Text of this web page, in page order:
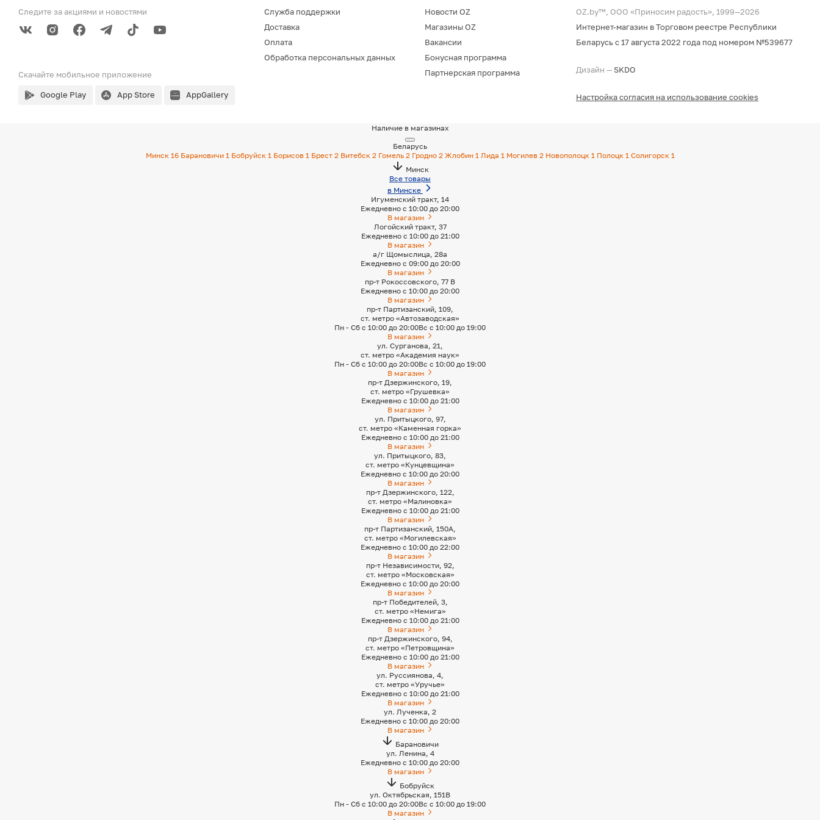
Следите за акциями и новостями
Скачайте мобильное приложение
Google Play App Store AppGallery
Служба поддержки
Доставка
Оплата
Обработка персональных данных
Новости OZ
Магазины OZ
Вакансии
Бонусная программа
Партнерская программа
OZ.by™, ООО «Приносим радость», 1999—2026
Интернет-магазин в Торговом реестре Республики
Беларусь с 17 августа 2022 года под номером №539677
Дизайн — SKDO
Настройка согласия на использование cookies
Наличие в магазинах
Беларусь
Минск 16 Барановичи 1 Бобруйск 1 Борисов 1 Брест 2 Витебск 2 Гомель 2 Гродно 2 Жлобин 1 Лида 1 Могилев 2 Новополоцк 1 Полоцк 1 Солигорск 1
Минск
Все товары
в Минске
Игуменский тракт, 14
Ежедневно с 10:00 до 20:00
В магазин
Логойский тракт, 37
Ежедневно с 10:00 до 21:00
В магазин
а/г Щомыслица, 28а
Ежедневно с 09:00 до 20:00
В магазин
пр-т Рокоссовского, 77 В
Ежедневно с 10:00 до 20:00
В магазин
пр-т Партизанский, 109,
ст. метро «Автозаводская»
Пн - Сб с 10:00 до 20:00Вс с 10:00 до 19:00
В магазин
ул. Сурганова, 21,
ст. метро «Академия наук»
Пн - Сб с 10:00 до 20:00Вс с 10:00 до 19:00
В магазин
пр-т Дзержинского, 19,
ст. метро «Грушевка»
Ежедневно с 10:00 до 21:00
В магазин
ул. Притыцкого, 97,
ст. метро «Каменная горка»
Ежедневно с 10:00 до 21:00
В магазин
ул. Притыцкого, 83,
ст. метро «Кунцевщина»
Ежедневно с 10:00 до 20:00
В магазин
пр-т Дзержинского, 122,
ст. метро «Малиновка»
Ежедневно с 10:00 до 21:00
В магазин
пр-т Партизанский, 150А,
ст. метро «Могилевская»
Ежедневно с 10:00 до 22:00
В магазин
пр-т Независимости, 92,
ст. метро «Московская»
Ежедневно с 10:00 до 20:00
В магазин
пр-т Победителей, 3,
ст. метро «Немига»
Ежедневно с 10:00 до 21:00
В магазин
пр-т Дзержинского, 94,
ст. метро «Петровщина»
Ежедневно с 10:00 до 21:00
В магазин
ул. Руссиянова, 4,
ст. метро «Уручье»
Ежедневно с 10:00 до 21:00
В магазин
ул. Лученка, 2
Ежедневно с 10:00 до 20:00
В магазин
Барановичи
ул. Ленина, 4
Ежедневно с 10:00 до 20:00
В магазин
Бобруйск
ул. Октябрьская, 151B
Пн - Сб с 10:00 до 20:00Вс с 10:00 до 19:00
В магазин